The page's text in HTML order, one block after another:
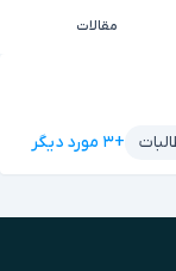
مقالات
+۳ مورد دیگر